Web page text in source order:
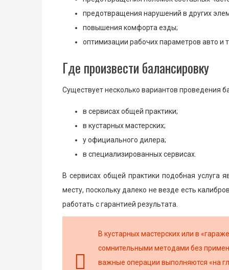
предотвращения нарушений в других
повышения комфорта езды;
оптимизации рабочих параметров авто и
Где произвести балансировку
Существует несколько вариантов проведения
в сервисах общей практики;
в кустарных мастерских;
у официального дилера;
в специализированных сервисах.
В сервисах общей практики подобная услуга
месту, поскольку далеко не везде есть
работать с гарантией результата.
В кустарных мастерских или в
сомнительными методами без
важные операции выполняются «на